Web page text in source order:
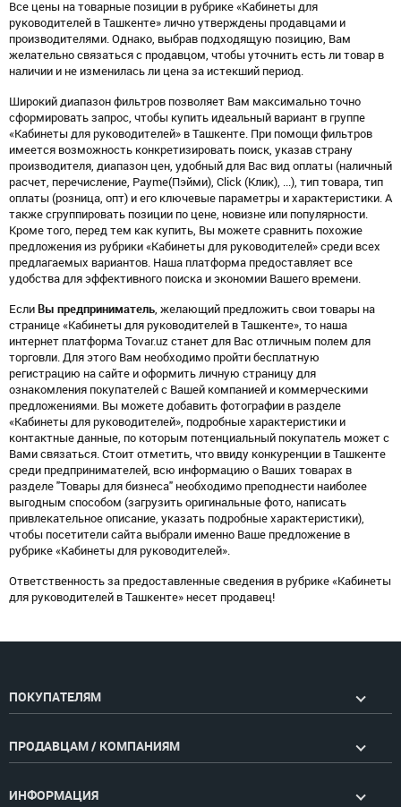
Все цены на товарные позиции в рубрике «Кабинеты для
руководителей в Ташкенте» лично утверждены продавцами и
производителями. Однако, выбрав подходящую позицию, Вам
желательно связаться с продавцом, чтобы уточнить есть ли товар в
наличии и не изменилась ли цена за истекший период.
Широкий диапазон фильтров позволяет Вам максимально точно
сформировать запрос, чтобы купить идеальный вариант в группе
«Кабинеты для руководителей» в Ташкенте. При помощи фильтров
имеется возможность конкретизировать поиск, указав страну
производителя, диапазон цен, удобный для Вас вид оплаты (наличный
расчет, перечисление, Payme(Пэйми), Click (Клик), ...), тип товара, тип
оплаты (розница, опт) и его ключевые параметры и характеристики. А
также сгруппировать позиции по цене, новизне или популярности.
Кроме того, перед тем как купить, Вы можете сравнить похожие
предложения из рубрики «Кабинеты для руководителей» среди всех
предлагаемых вариантов. Наша платформа предоставляет все
удобства для эффективного поиска и экономии Вашего времени.
Если Вы предприниматель, желающий предложить свои товары на
странице «Кабинеты для руководителей в Ташкенте», то наша
интернет платформа Tovar.uz станет для Вас отличным полем для
торговли. Для этого Вам необходимо пройти бесплатную
регистрацию на сайте и оформить личную страницу для
ознакомления покупателей с Вашей компанией и коммерческими
предложениями. Вы можете добавить фотографии в разделе
«Кабинеты для руководителей», подробные характеристики и
контактные данные, по которым потенциальный покупатель может с
Вами связаться. Стоит отметить, что ввиду конкуренции в Ташкенте
среди предпринимателей, всю информацию о Ваших товарах в
разделе "Товары для бизнеса" необходимо преподнести наиболее
выгодным способом (загрузить оригинальные фото, написать
привлекательное описание, указать подробные характеристики),
чтобы посетители сайта выбрали именно Ваше предложение в
рубрике «Кабинеты для руководителей».
Ответственность за предоставленные сведения в рубрике «Кабинеты
для руководителей в Ташкенте» несет продавец!
ПОКУПАТЕЛЯМ
ПРОДАВЦАМ / КОМПАНИЯМ
ИНФОРМАЦИЯ